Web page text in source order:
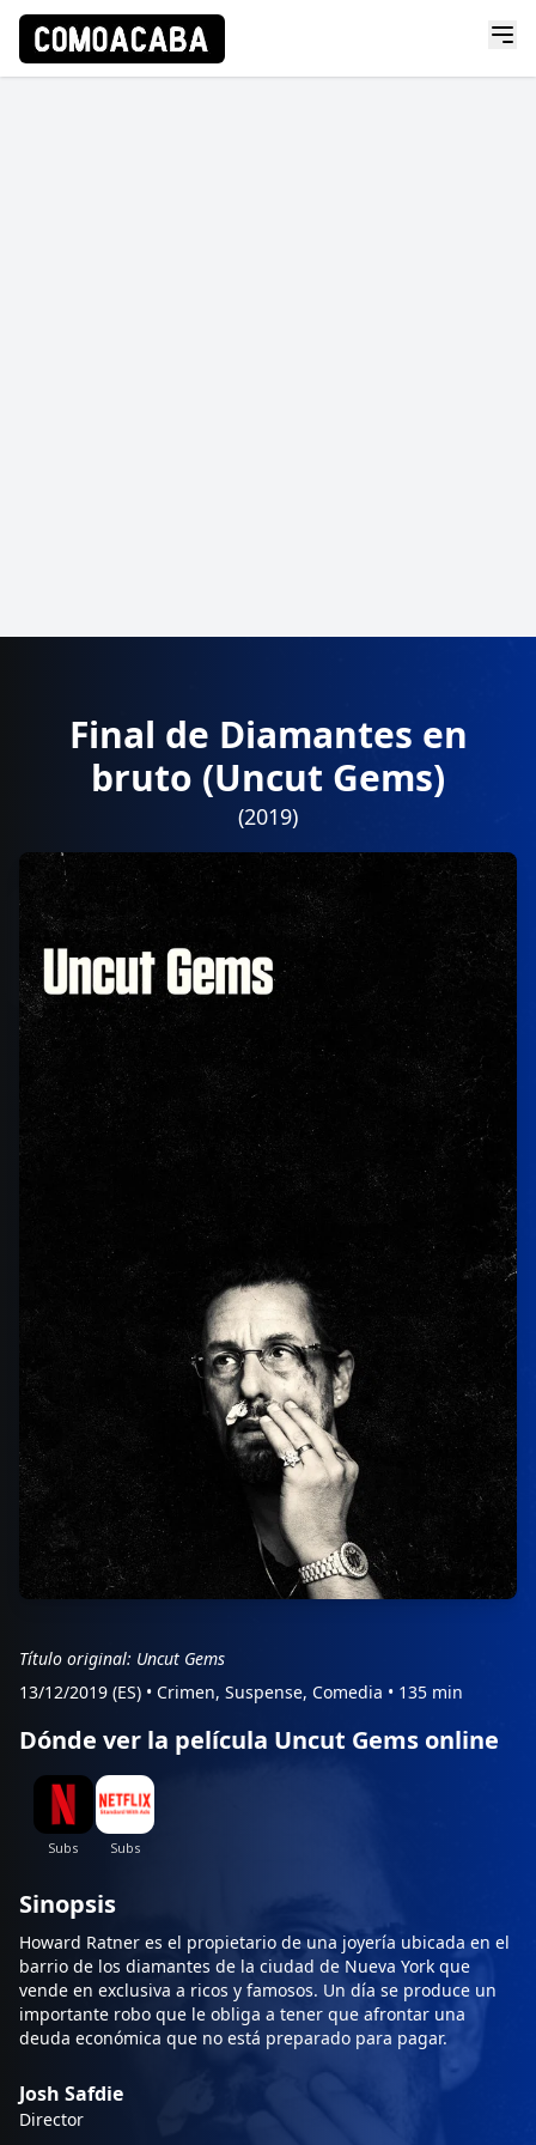
Final de Diamantes en
bruto (Uncut Gems)
(2019)
Título original: Uncut Gems
13/12/2019 (ES) • Crimen, Suspense, Comedia • 135 min
Dónde ver la película Uncut Gems online
Sinopsis
Howard Ratner es el propietario de una joyería ubicada en el
barrio de los diamantes de la ciudad de Nueva York que
vende en exclusiva a ricos y famosos. Un día se produce un
importante robo que le obliga a tener que afrontar una
deuda económica que no está preparado para pagar.
Josh Safdie
Director